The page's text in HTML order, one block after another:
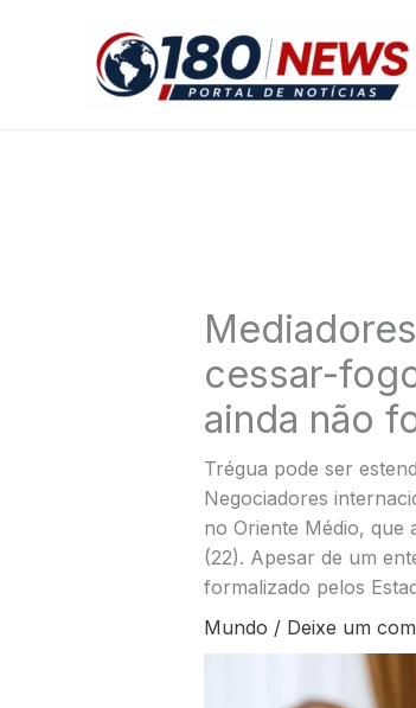
cessar-
ainda não
Trégua pode ser
Negociadores
no Oriente Médio, que
(22). Apesar de um
formalizado pelos
Mundo / Deixe um